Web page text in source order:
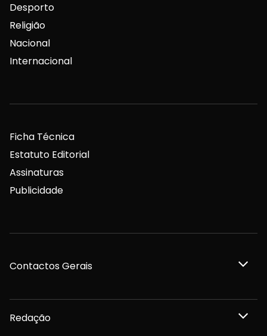
Desporto
Religião
Nacional
Internacional
Ficha Técnica
Estatuto Editorial
Assinaturas
Publicidade
Contactos Gerais
Redação